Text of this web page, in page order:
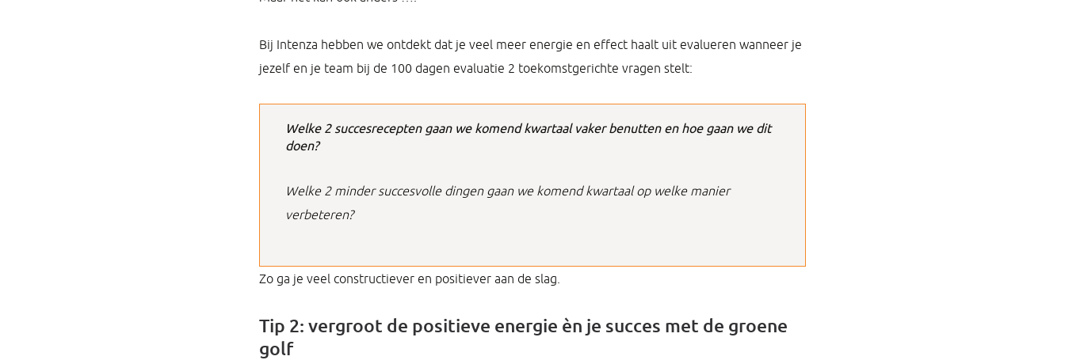
Bij Intenza hebben we ontdekt dat je veel meer energie en effect haalt uit evalueren wanneer je
jezelf en je team bij de 100 dagen evaluatie 2 toekomstgerichte vragen stelt:
Welke 2 succesrecepten gaan we komend kwartaal vaker benutten en hoe gaan we dit
doen?
Welke 2 minder succesvolle dingen gaan we komend kwartaal op welke manier
verbeteren?
Zo ga je veel constructiever en positiever aan de slag.
Tip 2: vergroot de positieve energie èn je succes met de groene
golf